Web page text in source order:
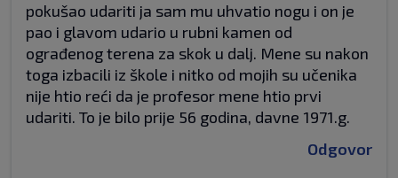
pokušao udariti ja sam mu uhvatio nogu i on je
pao i glavom udario u rubni kamen od
ograđenog terena za skok u dalj. Mene su nakon
toga izbacili iz škole i nitko od mojih su učenika
nije htio reći da je profesor mene htio prvi
udariti. To je bilo prije 56 godina, davne 1971.g.
Odgovor